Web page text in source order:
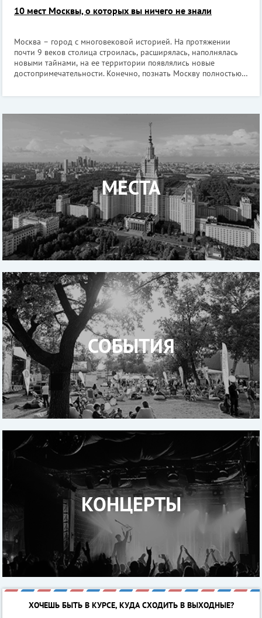
10 мест Москвы, о которых вы ничего не знали
Москва – город с многовековой историей. На протяжении
почти 9 веков столица строилась, расширялась, наполнялась
новыми тайнами, на ее территории появлялись новые
достопримечательности. Конечно, познать Москву полностью,
не знают всех интере
МЕСТА
СОБЫТИЯ
КОНЦЕРТЫ
ХОЧЕШЬ БЫТЬ В КУРСЕ, КУДА СХОДИТЬ В ВЫХОДНЫЕ?